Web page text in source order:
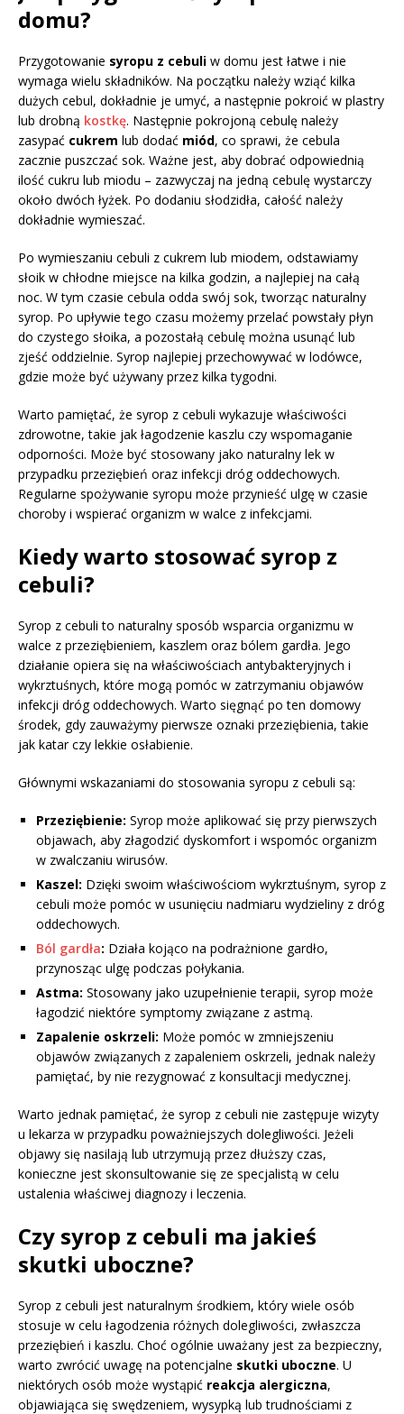
domu?
Przygotowanie syropu z cebuli w domu jest łatwe i nie
wymaga wielu składników. Na początku należy wziąć kilka
dużych cebul, dokładnie je umyć, a następnie pokroić w plastry
lub drobną kostkę. Następnie pokrojoną cebulę należy
zasypać cukrem lub dodać miód, co sprawi, że cebula
zacznie puszczać sok. Ważne jest, aby dobrać odpowiednią
ilość cukru lub miodu – zazwyczaj na jedną cebulę wystarczy
około dwóch łyżek. Po dodaniu słodzidła, całość należy
dokładnie wymieszać.
Po wymieszaniu cebuli z cukrem lub miodem, odstawiamy
słoik w chłodne miejsce na kilka godzin, a najlepiej na całą
noc. W tym czasie cebula odda swój sok, tworząc naturalny
syrop. Po upływie tego czasu możemy przelać powstały płyn
do czystego słoika, a pozostałą cebulę można usunąć lub
zjeść oddzielnie. Syrop najlepiej przechowywać w lodówce,
gdzie może być używany przez kilka tygodni.
Warto pamiętać, że syrop z cebuli wykazuje właściwości
zdrowotne, takie jak łagodzenie kaszlu czy wspomaganie
odporności. Może być stosowany jako naturalny lek w
przypadku przeziębień oraz infekcji dróg oddechowych.
Regularne spożywanie syropu może przynieść ulgę w czasie
choroby i wspierać organizm w walce z infekcjami.
Kiedy warto stosować syrop z
cebuli?
Syrop z cebuli to naturalny sposób wsparcia organizmu w
walce z przeziębieniem, kaszlem oraz bólem gardła. Jego
działanie opiera się na właściwościach antybakteryjnych i
wykrztuśnych, które mogą pomóc w zatrzymaniu objawów
infekcji dróg oddechowych. Warto sięgnąć po ten domowy
środek, gdy zauważymy pierwsze oznaki przeziębienia, takie
jak katar czy lekkie osłabienie.
Głównymi wskazaniami do stosowania syropu z cebuli są:
Przeziębienie: Syrop może aplikować się przy pierwszych
objawach, aby złagodzić dyskomfort i wspomóc organizm
w zwalczaniu wirusów.
Kaszel: Dzięki swoim właściwościom wykrztuśnym, syrop z
cebuli może pomóc w usunięciu nadmiaru wydzieliny z dróg
oddechowych.
Ból gardła: Działa kojąco na podrażnione gardło,
przynosząc ulgę podczas połykania.
Astma: Stosowany jako uzupełnienie terapii, syrop może
łagodzić niektóre symptomy związane z astmą.
Zapalenie oskrzeli: Może pomóc w zmniejszeniu
objawów związanych z zapaleniem oskrzeli, jednak należy
pamiętać, by nie rezygnować z konsultacji medycznej.
Warto jednak pamiętać, że syrop z cebuli nie zastępuje wizyty
u lekarza w przypadku poważniejszych dolegliwości. Jeżeli
objawy się nasilają lub utrzymują przez dłuższy czas,
konieczne jest skonsultowanie się ze specjalistą w celu
ustalenia właściwej diagnozy i leczenia.
Czy syrop z cebuli ma jakieś
skutki uboczne?
Syrop z cebuli jest naturalnym środkiem, który wiele osób
stosuje w celu łagodzenia różnych dolegliwości, zwłaszcza
przeziębień i kaszlu. Choć ogólnie uważany jest za bezpieczny,
warto zwrócić uwagę na potencjalne skutki uboczne. U
niektórych osób może wystąpić reakcja alergiczna,
objawiająca się swędzeniem, wysypką lub trudnościami z